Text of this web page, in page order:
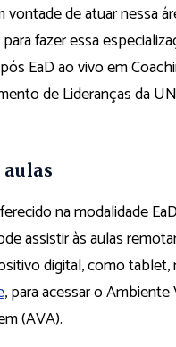
vontade de atuar nessa
fazer essa
EaD ao vivo em
de Lideranças da
aulas
na modalidade
assistir às aulas
digital, como
, para acessar o
(AVA).